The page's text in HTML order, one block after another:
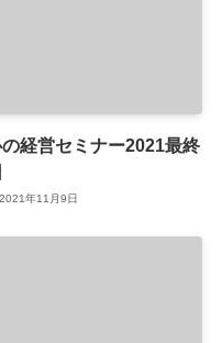
経営セミナー2021最終
2021年11月9日